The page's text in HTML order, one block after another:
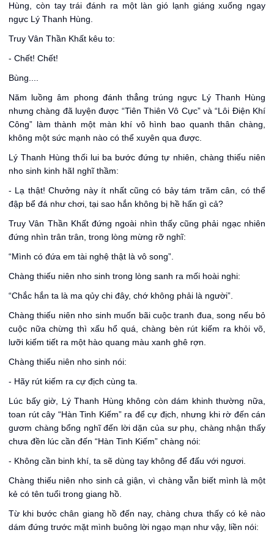
Hùng, còn tay trái đánh ra một làn gió lạnh giáng xuống ngay
ngực Lý Thanh Hùng.
Truy Vân Thần Khất kêu to:
- Chết! Chết!
Bùng....
Năm luồng âm phong đánh thẳng trúng ngực Lý Thanh Hùng
nhưng chàng đã luyện được “Tiên Thiên Vô Cực” và “Lôi Điện Khí
Công” làm thành một màn khí vô hình bao quanh thân chàng,
không một sức mạnh nào có thể xuyên qua được.
Lý Thanh Hùng thối lui ba bước đứng tự nhiên, chàng thiếu niên
nho sinh kinh hãI nghĩ thầm:
- Lạ thật! Chưởng này ít nhất cũng có bảy tám trăm cân, có thể
đập bể đá như chơi, tại sao hắn không bị hề hấn gì cả?
Truy Vân Thần Khất đứng ngoài nhìn thấy cũng phải ngạc nhiên
đứng nhìn trân trân, trong lòng mừng rỡ nghĩ:
“Mình có đứa em tài nghệ thật là vô song”.
Chàng thiếu niên nho sinh trong lòng sanh ra mối hoài nghi:
“Chắc hắn ta là ma qủy chi đây, chớ không phải là người”.
Chàng thiếu niên nho sinh muốn bãi cuộc tranh đua, song nếu bỏ
cuộc nữa chừng thì xấu hổ quá, chàng bèn rút kiếm ra khỏi võ,
lưỡi kiếm tiết ra một hào quang màu xanh ghê rợn.
Chàng thiếu niên nho sinh nói:
- Hãy rút kiếm ra cự địch cùng ta.
Lúc bấy giờ, Lý Thanh Hùng không còn dám khinh thường nữa,
toan rút cây “Hàn Tinh Kiếm” ra để cự địch, nhưng khi rờ đến cán
gươm chàng bổng nghĩ đến lời dặn của sư phụ, chàng nhận thấy
chưa đền lúc cần đến “Hàn Tinh Kiếm” chàng nói:
- Không cần binh khí, ta sẽ dùng tay không để đấu với ngươi.
Chàng thiếu niên nho sinh cả giận, vì chàng vẫn biết mình là một
kẻ có tên tuổi trong giang hồ.
Từ khi bước chân giang hồ đến nay, chàng chưa thấy có kẻ nào
dám đứng trước mặt mình buông lời ngạo mạn như vậy, liền nói: